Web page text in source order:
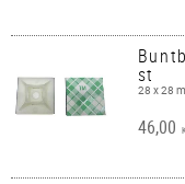
st
28 x 28
46,00